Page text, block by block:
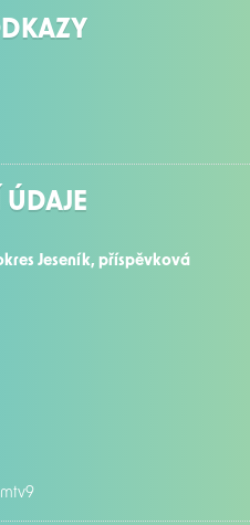
Jeseník, příspěvková